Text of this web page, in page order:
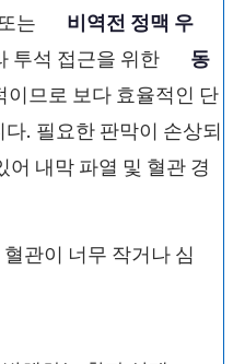
는
비역전 정맥 우
투석 접근을 위한
동
이므로 보다 효율적인 단
. 필요한 판막이 손상되
어 내막 파열 및 혈관 경
관이 너무 작거나 심